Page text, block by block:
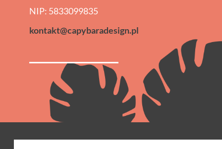
NIP: 5833099835
kontakt@capybaradesign.pl